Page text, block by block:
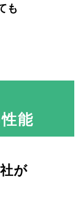
も
能
が